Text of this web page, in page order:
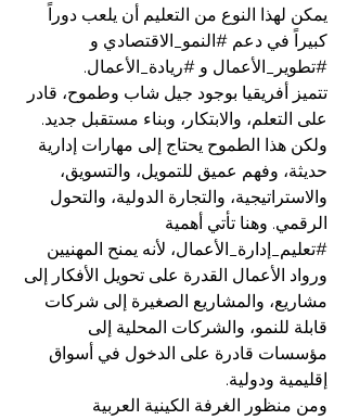
يمكن لهذا النوع من التعليم أن يلعب دوراً
كبيراً في دعم #النمو_الاقتصادي و
#تطوير_الأعمال و #ريادة_الأعمال.
تتميز أفريقيا بوجود جيل شاب وطموح، قادر
على التعلم، والابتكار، وبناء مستقبل جديد.
ولكن هذا الطموح يحتاج إلى مهارات إدارية
حديثة، وفهم عميق للتمويل، والتسويق،
والاستراتيجية، والتجارة الدولية، والتحول
الرقمي. وهنا تأتي أهمية
#تعليم_إدارة_الأعمال، لأنه يمنح المهنيين
ورواد الأعمال القدرة على تحويل الأفكار إلى
مشاريع، والمشاريع الصغيرة إلى شركات
قابلة للنمو، والشركات المحلية إلى
مؤسسات قادرة على الدخول في أسواق
إقليمية ودولية.
ومن منظور الغرفة الكينية العربية